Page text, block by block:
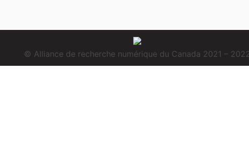
© Alliance de recherche numérique du Canada 2021 –